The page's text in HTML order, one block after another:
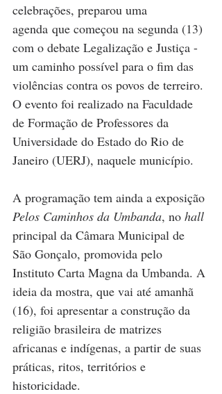
celebrações, preparou uma
agenda que começou na segunda (13)
com o debate Legalização e Justiça -
um caminho possível para o fim das
violências contra os povos de terreiro.
O evento foi realizado na Faculdade
de Formação de Professores da
Universidade do Estado do Rio de
Janeiro (UERJ), naquele município.
A programação tem ainda a exposição
Pelos Caminhos da Umbanda, no hall
principal da Câmara Municipal de
São Gonçalo, promovida pelo
Instituto Carta Magna da Umbanda. A
ideia da mostra, que vai até amanhã
(16), foi apresentar a construção da
religião brasileira de matrizes
africanas e indígenas, a partir de suas
práticas, ritos, territórios e
historicidade.